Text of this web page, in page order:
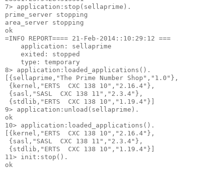
7> application:stop(sellaprime).
prime_server stopping
area_server stopping
ok
=INFO REPORT==== 21-Feb-2014::10:29:12 ===
    application: sellaprime
    exited: stopped
    type: temporary
8> application:loaded_applications().
[{sellaprime,"The Prime Number Shop","1.0"},
{kernel,"ERTS  CXC 138 10","2.16.4"},
{sasl,"SASL  CXC 138 11","2.3.4"},
{stdlib,"ERTS  CXC 138 10","1.19.4"}]
9> application:unload(sellaprime).
ok
10> application:loaded_applications().
[{kernel,"ERTS  CXC 138 10","2.16.4"},
{sasl,"SASL  CXC 138 11","2.3.4"},
{stdlib,"ERTS  CXC 138 10","1.19.4"}]
11> init:stop().
ok